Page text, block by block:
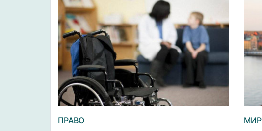
ПРАВО МИР